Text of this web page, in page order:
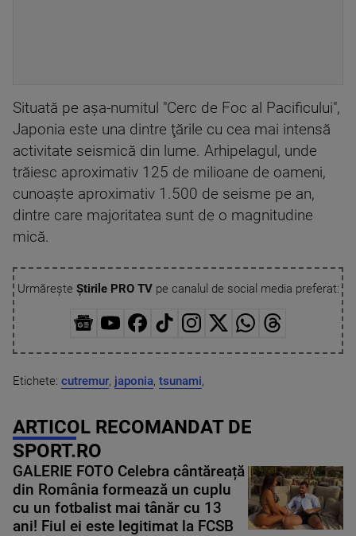
Situată pe aşa-numitul "Cerc de Foc al Pacificului",
Japonia este una dintre ţările cu cea mai intensă
activitate seismică din lume. Arhipelagul, unde
trăiesc aproximativ 125 de milioane de oameni,
cunoaşte aproximativ 1.500 de seisme pe an,
dintre care majoritatea sunt de o magnitudine
mică.
Urmărește Știrile PRO TVpe canalul de social media preferat:
Etichete: cutremur, japonia, tsunami,
ARTICOL RECOMANDAT DE
SPORT.RO
GALERIE FOTO Celebra cântăreață
din România formează un cuplu
cu un fotbalist mai tânăr cu 13
ani! Fiul ei este legitimat la FCSB